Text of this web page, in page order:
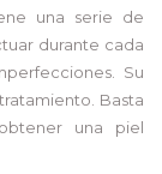
una serie de
durante cada
Su
Basta
una piel